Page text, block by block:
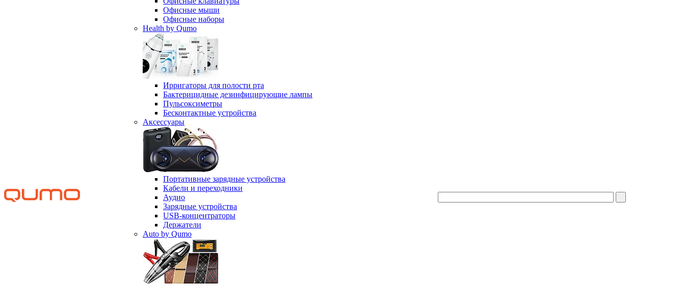
Офисные мыши
Офисные наборы
Health by Qumo
Ирригаторы для полости рта
Бактерицидные дезинфицирующие лампы
Пульсоксиметры
Бесконтактные устройства
Аксессуары
Портативные зарядные устройства
Кабели и переходники
Аудио
Зарядные устройства
USB-концентраторы
Держатели
Auto by Qumo